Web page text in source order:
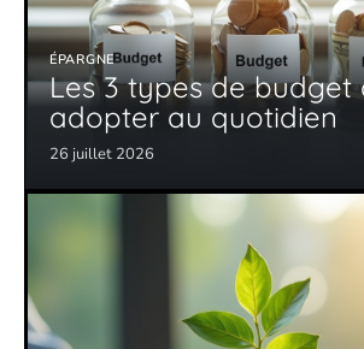
ÉPARGNE
Les 3 types de budget
adopter au quotidien
26 juillet 2026